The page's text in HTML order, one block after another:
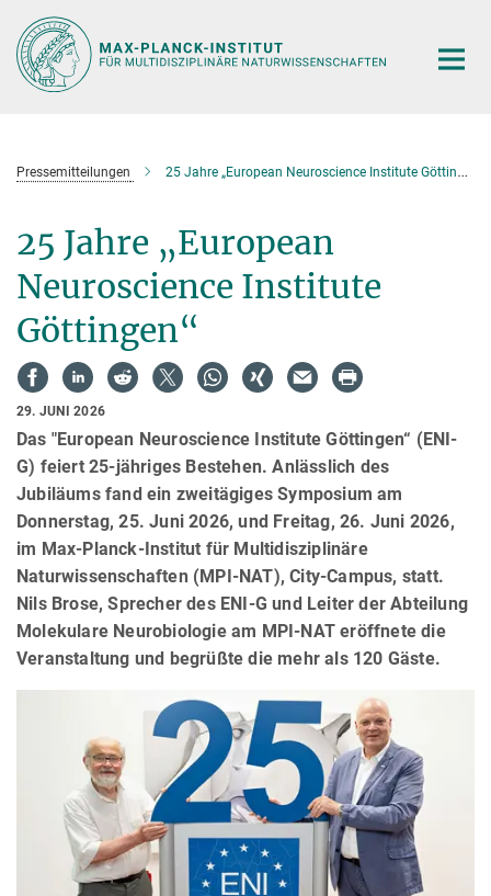
Hauptinhalt
Pressemitteilungen 25 Jahre „European Neuroscience Institute Göttingen“
25 Jahre „European
Neuroscience Institute
Göttingen“
29. JUNI 2026
Das "European Neuroscience Institute Göttingen“ (ENI-
G) feiert 25-jähriges Bestehen. Anlässlich des
Jubiläums fand ein zweitägiges Symposium am
Donnerstag, 25. Juni 2026, und Freitag, 26. Juni 2026,
im Max-Planck-Institut für Multidisziplinäre
Naturwissenschaften (MPI-NAT), City-Campus, statt.
Nils Brose, Sprecher des ENI-G und Leiter der Abteilung
Molekulare Neurobiologie am MPI-NAT eröffnete die
Veranstaltung und begrüßte die mehr als 120 Gäste.